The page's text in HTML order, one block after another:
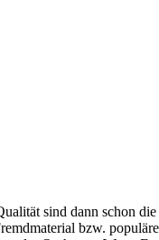
sind dann schon
bzw.